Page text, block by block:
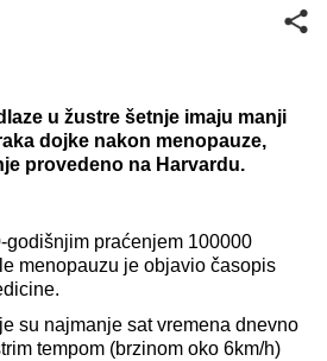
u žustre šetnje imaju manji
dojke nakon menopauze,
provedeno na Harvardu.
godišnjim praćenjem 100000
menopauzu je objavio časopis
su najmanje sat vremena dnevno
tempom (brzinom oko 6km/h)